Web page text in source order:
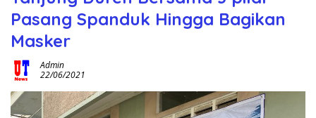
Pasang Spanduk Hingga Bagikan
Masker
Admin
22/06/2021